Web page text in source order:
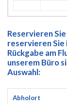
Reservieren
reservieren Sie
Rückgabe am
unserem Büro
Auswahl:
Abholort